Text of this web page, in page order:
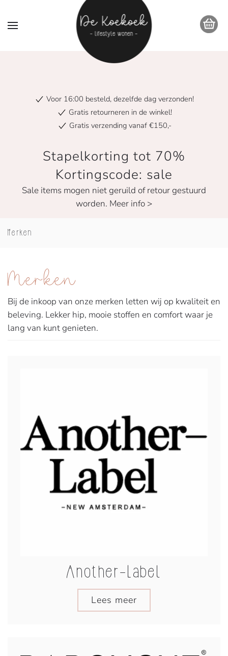
Voor 16:00 besteld, dezelfde dag verzonden!
Gratis retourneren in de winkel!
Gratis verzending vanaf €150,-
Stapelkorting tot 70%
Kortingscode: sale
Sale items mogen niet geruild of retour gestuurd
worden. Meer info >
Merken
Merken
Bij de inkoop van onze merken letten wij op kwaliteit en
beleving. Lekker hip, mooie stoffen en comfort waar je
lang van kunt genieten.
Another-Label
Lees meer